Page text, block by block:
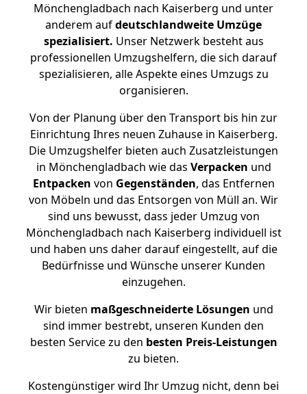
Mönchengladbach nach Kaiserberg und unter
anderem aufdeutschlandweite Umzüge
spezialisiert. Unser Netzwerk besteht aus
professionellen Umzugshelfern, die sich darauf
spezialisieren, alle Aspekte eines Umzugs zu
organisieren.
Von der Planung über den Transport bis hin zur
Einrichtung Ihres neuen Zuhause in Kaiserberg.
Die Umzugshelfer bieten auch Zusatzleistungen
in Mönchengladbach wie das Verpacken und
Entpacken von Gegenständen, das Entfernen
von Möbeln und das Entsorgen von Müll an. Wir
sind uns bewusst, dass jeder Umzug von
Mönchengladbach nach Kaiserberg individuell ist
und haben uns daher darauf eingestellt, auf die
Bedürfnisse und Wünsche unserer Kunden
einzugehen.
Wir bieten maßgeschneiderte Lösungen und
sind immer bestrebt, unseren Kunden den
besten Service zu den besten Preis-Leistungen
zu bieten.
Kostengünstiger wird Ihr Umzug nicht, denn bei